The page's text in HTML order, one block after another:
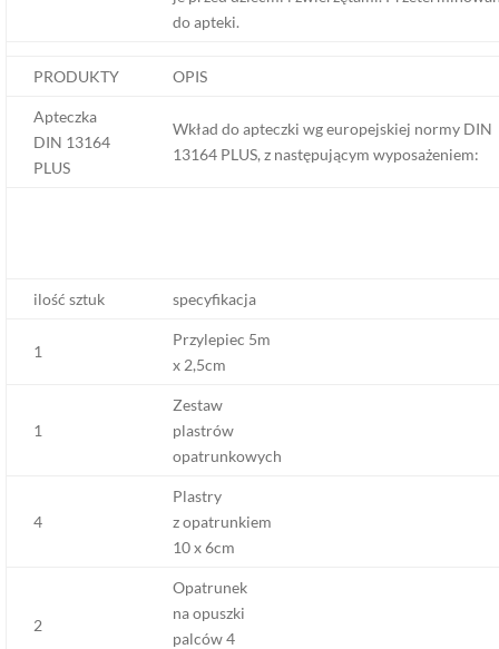
do apteki.
PRODUKTY OPIS
Apteczka
DIN 13164
PLUS
Wkład do apteczki wg europejskiej normy DIN
13164 PLUS, z następującym wyposażeniem:
ilość sztuk specyfikacja
1
Przylepiec 5m
x 2,5cm
1
Zestaw
plastrów
opatrunkowych
4
Plastry
z opatrunkiem
10 x 6cm
2
Opatrunek
na opuszki
palców 4